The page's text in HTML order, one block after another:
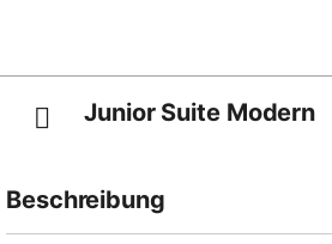
Junior Suite Modern
Beschreibung